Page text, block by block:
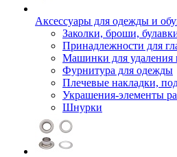
Аксессуары для одежды и
Заколки, броши,
Принадлежности для
Машинки для удаления
Фурнитура для одежды
Плечевые накладки,
Украшения-элементы
Шнурки